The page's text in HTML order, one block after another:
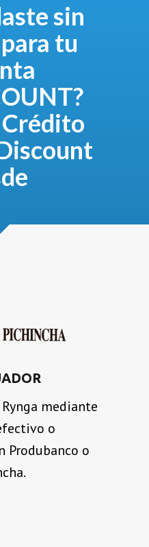
sin
tu
mediante
o
Produbanco o